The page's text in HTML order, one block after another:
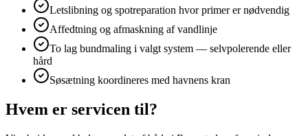
Letslibning og spotreparation hvor primer er nødvendig
Affedtning og afmaskning af vandlinje
To lag bundmaling i valgt system — selvpolerende eller
hård
Søsætning koordineres med havnens kran
Hvem er servicen til?